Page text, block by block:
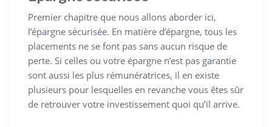
Premier chapitre que nous allons aborder ici,
l’épargne sécurisée. En matière d’épargne, tous les
placements ne se font pas sans aucun risque de
perte. Si celles ou votre épargne n’est pas garantie
sont aussi les plus rémunératrices, il en existe
plusieurs pour lesquelles en revanche vous êtes sûr
de retrouver votre investissement quoi qu’il arrive.